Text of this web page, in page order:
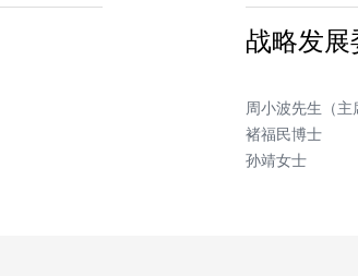
战略发
周小波先生（主
褚福民博士
孙靖女士